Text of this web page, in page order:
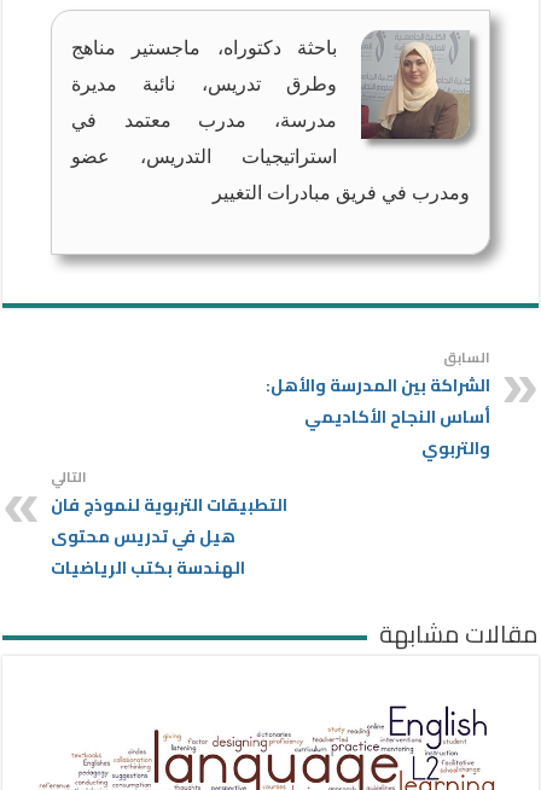
باحثة دكتوراه، ماجستير مناهج
وطرق تدريس، نائبة مديرة
مدرسة، مدرب معتمد في
استراتيجيات التدريس، عضو
ومدرب في فريق مبادرات التغيير
السابق
الشراكة بين المدرسة والأهل:
أساس النجاح الأكاديمي
والتربوي
التالي
التطبيقات التربوية لنموذج فان
هيل في تدريس محتوى
الهندسة بكتب الرياضيات
مقالات مشابهة